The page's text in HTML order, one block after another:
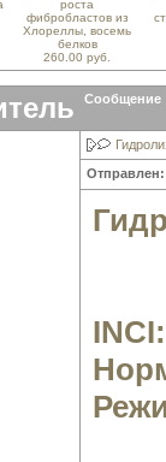
роста
фибробластов из
Хлореллы, восемь
белков
260.00 руб.
Сообщение
Отправлен:
INCI: